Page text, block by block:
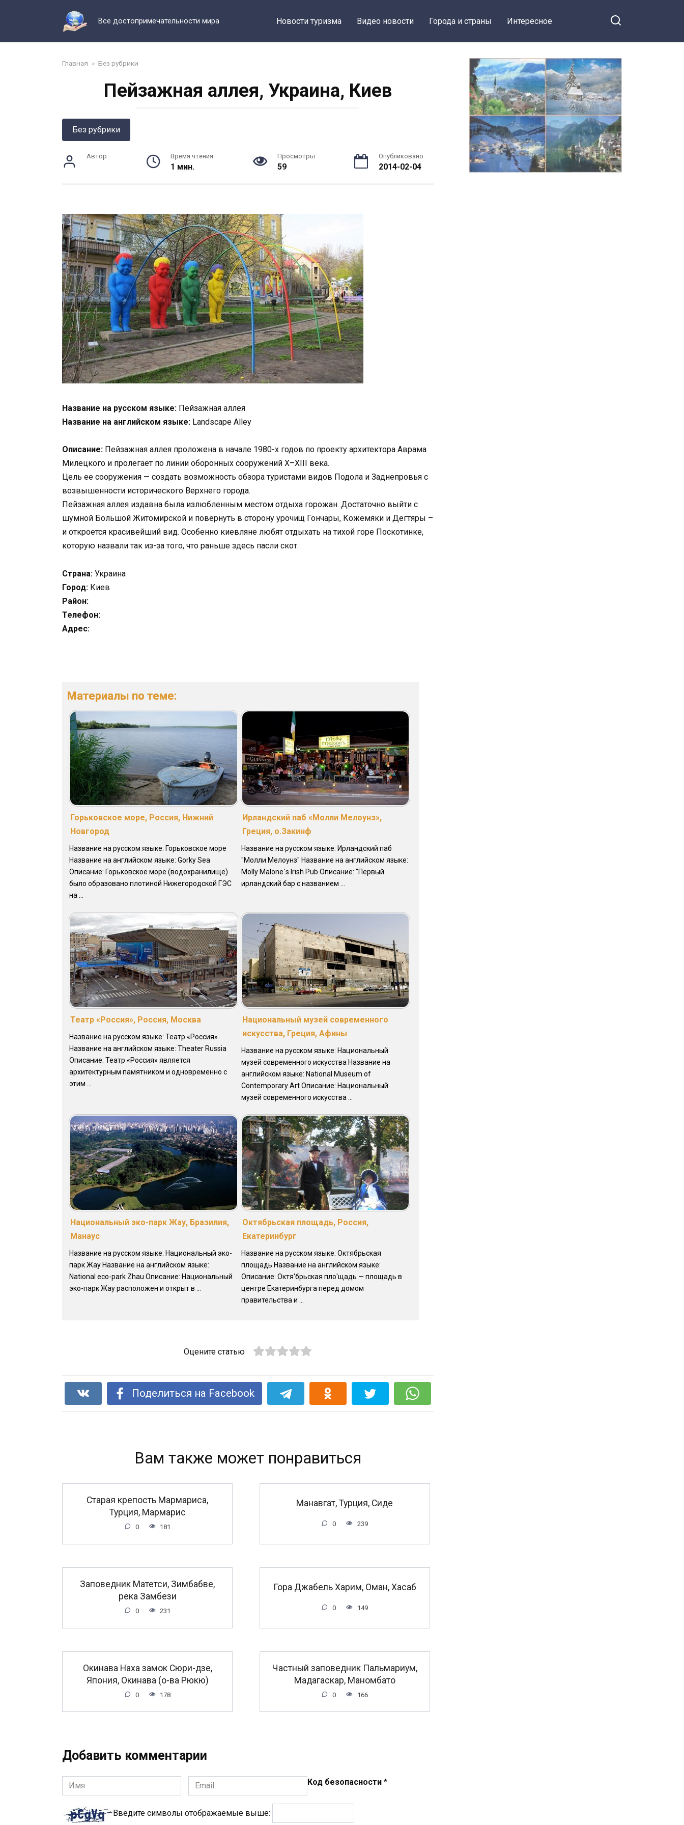
Все достопримечательности мира Новости туризма Видео новости Города и страны Интересное
Главная » Без рубрики
Пейзажная аллея, Украина, Киев
Без рубрики
Автор Время чтения
1 мин.
Просмотры
59
Опубликовано
2014-02-04
Название на русском языке: Пейзажная аллея
Название на английском языке: Landscape Alley
Описание: Пейзажная аллея проложена в начале 1980-х годов по проекту архитектора Аврама
Милецкого и пролегает по линии оборонных сооружений Х–ХІІІ века.
Цель ее сооружения — создать возможность обзора туристами видов Подола и Заднепровья с
возвышенности исторического Верхнего города.
Пейзажная аллея издавна была излюбленным местом отдыха горожан. Достаточно выйти с
шумной Большой Житомирской и повернуть в сторону урочищ Гончары, Кожемяки и Дегтяры –
и откроется красивейший вид. Особенно киевляне любят отдыхать на тихой горе Поскотинке,
которую назвали так из-за того, что раньше здесь пасли скот.
Страна: Украина
Город: Киев
Район:
Телефон:
Адрес:
Материалы по теме:
Горьковское море, Россия, Нижний
Новгород
Название на русском языке: Горьковское море
Название на английском языке: Gorky Sea
Описание: Горьковское море (водохранилище)
было образовано плотиной Нижегородской ГЭС
на ...
Ирландский паб «Молли Мелоунз»,
Греция, о.Закинф
Название на русском языке: Ирландский паб
"Молли Мелоунз" Название на английском языке:
Molly Malone`s Irish Pub Описание: "Первый
ирландский бар с названием ...
Театр «Россия», Россия, Москва
Название на русском языке: Театр «Россия»
Название на английском языке: Theater Russia
Описание: Театр «Россия» является
архитектурным памятником и одновременно с
этим ...
Национальный музей современного
искусства, Греция, Афины
Название на русском языке: Национальный
музей современного искусства Название на
английском языке: National Museum of
Contemporary Art Описание: Национальный
музей современного искусства ...
Национальный эко-парк Жау, Бразилия,
Манаус
Название на русском языке: Национальный эко-
парк Жау Название на английском языке:
National eco-park Zhau Описание: Национальный
эко-парк Жау расположен и открыт в ...
Октябрьская площадь, Россия,
Екатеринбург
Название на русском языке: Октябрьская
площадь Название на английском языке:
Описание: Октя'брьская пло'щадь — площадь в
центре Екатеринбурга перед домом
правительства и ...
Оцените статью
Поделиться на Facebook
Вам также может понравиться
Старая крепость Мармариса,
Турция, Мармарис
0 181
Манавгат, Турция, Сиде
0 239
Заповедник Матетси, Зимбабве,
река Замбези
0 231
Гора Джабель Харим, Оман, Хасаб
0 149
Окинава Наха замок Сюри-дзе,
Япония, Окинава (о-ва Рюкю)
0 178
Частный заповедник Пальмариум,
Мадагаскар, Маномбато
0 166
Добавить комментарии
Имя
*
Email
*
Код безопасности *
Введите символы отображаемые выше: